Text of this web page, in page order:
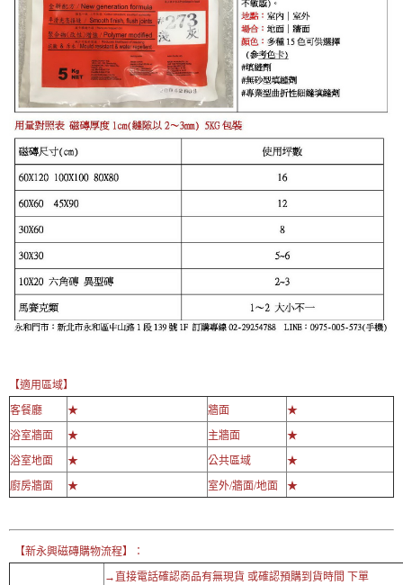
【適用區域】
客餐廳
★ 牆面
★
浴室牆面
★ 主牆面
★
浴室地面
★ 公共區域
★
廚房牆面
★ 室外/牆面/地面 ★
【新永興磁磚購物流程】：
→直接電話確認商品有無現貨 或確認預購到貨時間 下單